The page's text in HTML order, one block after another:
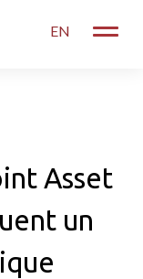
EN
Toggle
Asset
un